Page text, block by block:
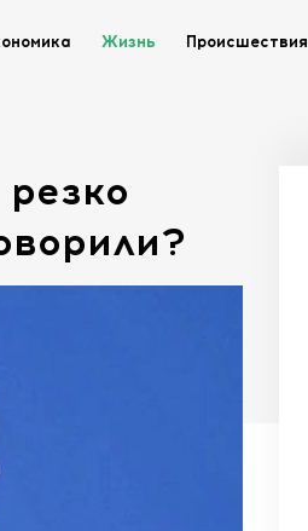
Жизнь Происшествия